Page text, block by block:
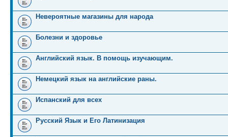
Невероятные магазины для народа
Болезни и здоровье
Английский язык. В помощь изучающим.
Немецкий язык на английские раны.
Испанский для всех
Русский Язык и Его Латинизация